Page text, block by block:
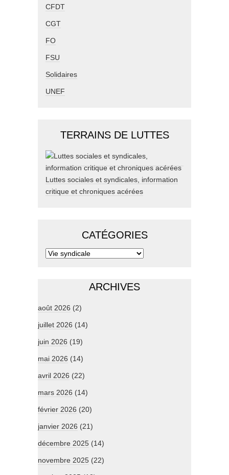
CFDT
CGT
FO
FSU
Solidaires
UNEF
TERRAINS DE LUTTES
Luttes sociales et syndicales, information
critique et chroniques acérées
CATÉGORIES
ARCHIVES
août 2026 (2)
juillet 2026 (14)
juin 2026 (19)
mai 2026 (14)
avril 2026 (22)
mars 2026 (14)
février 2026 (20)
janvier 2026 (21)
décembre 2025 (14)
novembre 2025 (22)